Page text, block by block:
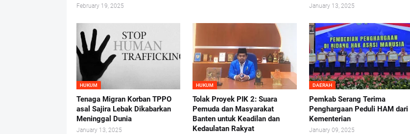
February 19, 2025 January 13, 2025
HUKUM
Tenaga Migran Korban TPPO
asal Sajira Lebak Dikabarkan
Meninggal Dunia
January 13, 2025
HUKUM
Tolak Proyek PIK 2: Suara
Pemuda dan Masyarakat
Banten untuk Keadilan dan
Kedaulatan Rakyat
DAERAH
Pemkab Serang Terima
Penghargaan Peduli HAM dari
Kementerian
January 09, 2025